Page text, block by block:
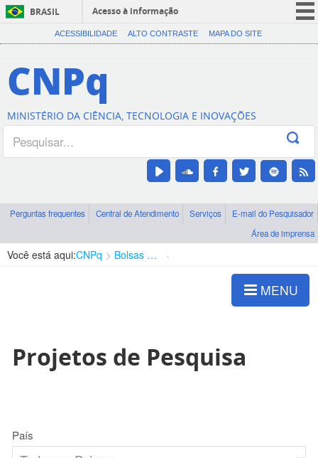
BRASIL
Acesso à informação
CORONAVÍRUS (COVID-19)
Canais
ACESSIBILIDADE ALTO CONTRASTE MAPA DO SITE
CNPq
MINISTÉRIO DA CIÊNCIA, TECNOLOGIA E INOVAÇÕES
Perguntas frequentes Central de Atendimento Serviços
E-mail do Pesquisador
Área de imprensa
Você está aqui:CNPq Bolsas e Auxílios Vigentes
MENU
Projetos de Pesquisa
País